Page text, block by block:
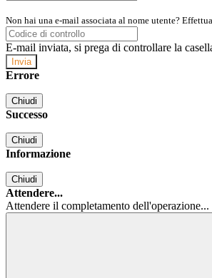
Non hai una e-mail associata al nome utente?
E-mail inviata, si prega di controllare la
Errore
Chiudi
Successo
Chiudi
Informazione
Chiudi
Attendere...
Attendere il completamento dell'operazione...